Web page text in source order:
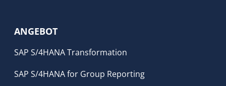
ANGEBOT
SAP S/4HANA Transformation
SAP S/4HANA for Group Reporting